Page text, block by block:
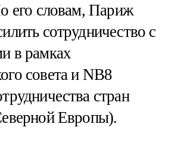
его словам, Париж
сотрудничество с
в рамках
совета и NB8
стран
Европы).